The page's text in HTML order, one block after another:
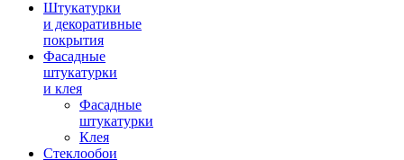
Штукатурки
и декоративные
покрытия
Фасадные
штукатурки
и клея
Фасадные
штукатурки
Клея
Стеклообои